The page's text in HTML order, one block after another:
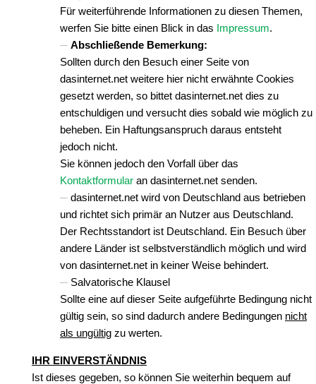
Für weiterführende Informationen zu diesen Themen,
werfen Sie bitte einen Blick in das Impressum.
Abschließende Bemerkung:
Sollten durch den Besuch einer Seite von
dasinternet.net weitere hier nicht erwähnte Cookies
gesetzt werden, so bittet dasinternet.net dies zu
entschuldigen und versucht dies sobald wie möglich zu
beheben. Ein Haftungsanspruch daraus entsteht
jedoch nicht.
Sie können jedoch den Vorfall über das
Kontaktformular an dasinternet.net senden.
dasinternet.net wird von Deutschland aus betrieben
und richtet sich primär an Nutzer aus Deutschland.
Der Rechtsstandort ist Deutschland. Ein Besuch über
andere Länder ist selbstverständlich möglich und wird
von dasinternet.net in keiner Weise behindert.
Salvatorische Klausel
Sollte eine auf dieser Seite aufgeführte Bedingung nicht
gültig sein, so sind dadurch andere Bedingungen nicht
als ungültig zu werten.
IHR EINVERSTÄNDNIS
Ist dieses gegeben, so können Sie weiterhin bequem auf